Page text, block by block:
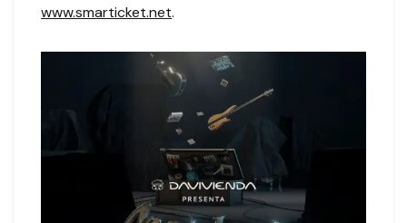
www.smarticket.net.